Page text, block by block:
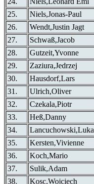
25.
Niels,Jonas-Paul
26.
Wendt,Justin Jagt
27.
Schwaß,Jacob
28.
Gutzeit,Yvonne
29.
Zaziura,Jedrzej
30.
Hausdorf,Lars
31.
Ulrich,Oliver
32.
Czekala,Piotr
33.
Heß,Danny
34.
Lancuchowski,Luka
35.
Kersten,Vivienne
36.
Koch,Mario
37.
Sulik,Adam
38.
Kosc,Wojciech